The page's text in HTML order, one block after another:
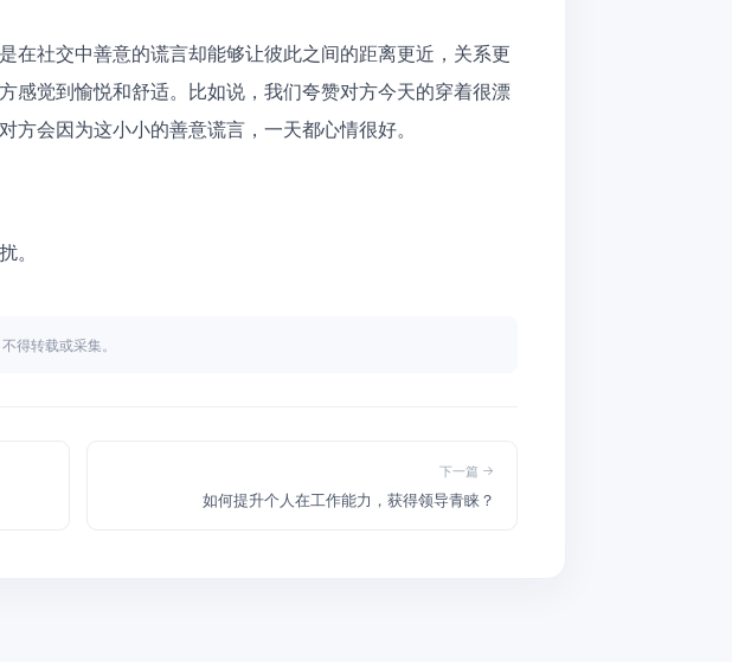
在社交中善意的谎言却能够让彼此之间的距离更近，关系更
感觉到愉悦和舒适。比如说，我们夸赞对方今天的穿着很漂
会因为这小小的善意谎言，一天都心情很好。
。
得转载或采集。
下一篇
如何提升个人在工作能力，获得领导青睐？